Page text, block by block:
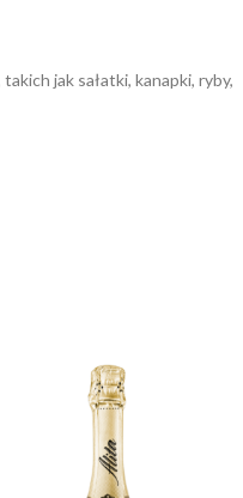
jak sałatki, kanapki, ryby,